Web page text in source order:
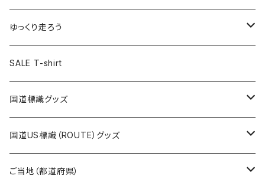
トートバッグ
ランチバッグ
エコバッグ
クリアファイル
キーホルダー
クリアファイル
Tシャツ
ステッカー
サコッシュ
ホテルキーホルダー
モーテルキーホルダー
トートバッグ
クリアファイル
マスク
エコバッグ
千葉ロッテマリーンズコラボ
エコバッグ
ステッカー
モーテルキーホルダー
ホテルキーホルダー
トートバッグ
キャップ
ステッカー
ホテルキーホルダー
Tシャツ
キャップ
ステッカー
ゆっくり走ろう
Tシャツ
ステッカー
ホテルキーホルダー
SALE T-shirt
国道標識グッズ
ステッカー
国道0～99号線
Tシャツ
国道US標識（ROUTE）グッズ
ステッカー
ご当地（都道府県）